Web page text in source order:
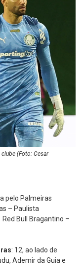
(Foto: Cesar
pelo Palmeiras
– Paulista
Bull Bragantino –
: 12, ao lado de
Ademir da Guia e